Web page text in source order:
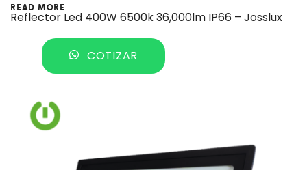
READ MORE
Reflector Led 400W 6500k 36,000lm IP66 – Josslux
COTIZAR